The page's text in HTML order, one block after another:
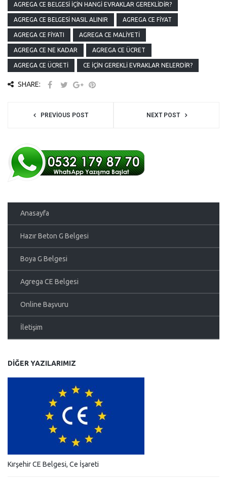
AGREGA CE BELGESI İÇIN HANGI EVRAKLAR GEREKLIDIR?
AGREGA CE BELGESI NASIL ALINIR AGREGA CE FIYAT
AGREGA CE FIYATI AGREGA CE MALIYETI
AGREGA CE NE KADAR AGREGA CE ÜCRET
AGREGA CE ÜCRETI CE İÇIN GEREKLI EVRAKLAR NELERDIR?
SHARE:
PREVIOUS POST NEXT POST
Anasayfa
Hazır Beton G Belgesi
Boya G Belgesi
Agrega CE Belgesi
Online Başvuru
İletişim
DIĞER YAZILARIMIZ
Kırşehir CE Belgesi, Ce İşareti